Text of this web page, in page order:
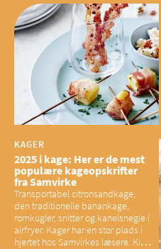
have konsekvenser for vores
sociale fællesskaber
KAGER
2025 i kage: Her er de mest
populære kageopskrifter
fra Samvirke
Transportabel citronsandkage,
den traditionelle banankage,
romkugler, snitter og kanelsnegle i
airfryer. Kager har en stor plads i
hjertet hos Samvirkes læsere. Kig